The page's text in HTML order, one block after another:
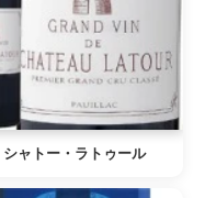
シャトー・ラトゥール